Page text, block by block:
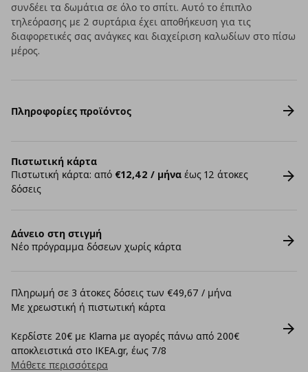
συνδέει τα δωμάτια σε όλο το σπίτι. Αυτό το έπιπλο
τηλεόρασης με 2 συρτάρια έχει αποθήκευση για τις
διαφορετικές σας ανάγκες και διαχείριση καλωδίων στο πίσω
μέρος.
Πληροφορίες προϊόντος
Πιστωτική κάρτα
Πιστωτική κάρτα: από €12,42 / μήνα έως 12 άτοκες
δόσεις
Δάνειο στη στιγμή
Νέο πρόγραμμα δόσεων χωρίς κάρτα
Πληρωμή σε 3 άτοκες δόσεις των €49,67 / μήνα
Με χρεωστική ή πιστωτική κάρτα
Κερδίστε 20€ με Klarna με αγορές πάνω από 200€
αποκλειστικά στο IKEA.gr, έως 7/8
Μάθετε περισσότερα